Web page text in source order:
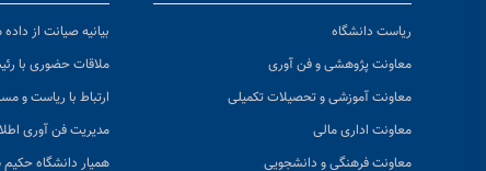
ریاست دانشگاه
معاونت پژوهشی و فن آوری
معاونت آموزشی و تحصیلات تکمیلی
معاونت اداری مالی
معاونت فرهنگی و دانشجویی
بیانیه صیانت از داده
ملاقات حضوری با
ارتباط با ریاست و
مدیریت فن آوری
همیار دانشگاه حکیم